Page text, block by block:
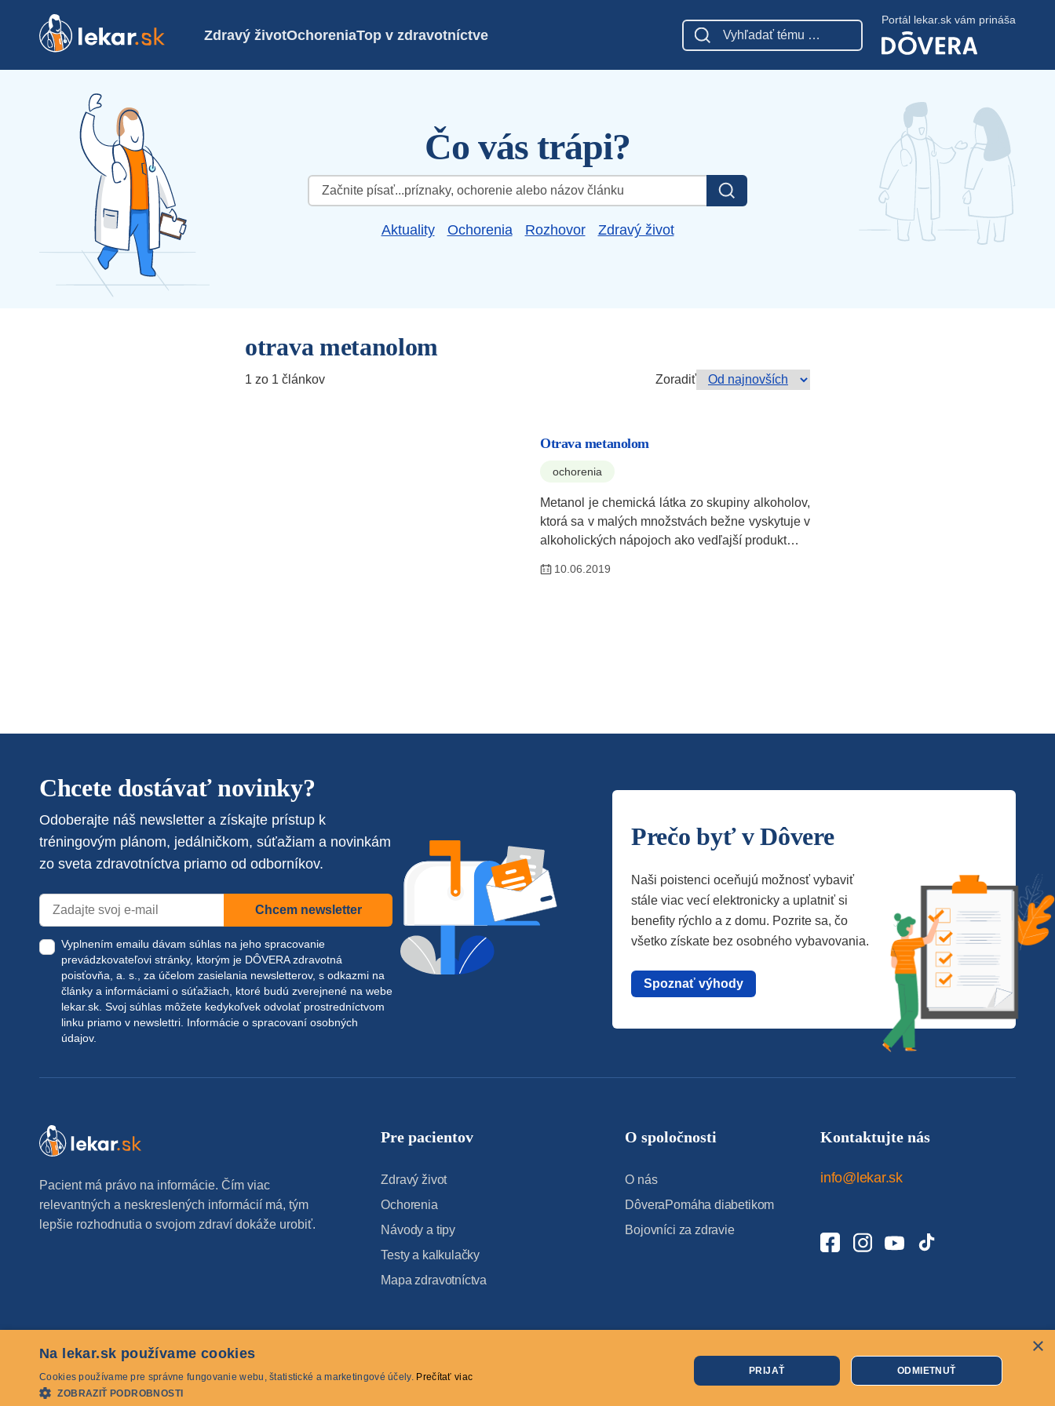
Zdravý životOchoreniaTop v zdravotníctve
Portál lekar.sk vám prináša
Čo vás trápi?
Hľadať:
Aktuality Ochorenia Rozhovor Zdravý život
otrava metanolom
1 zo 1 článkov Zoradiť
Otrava metanolom
ochorenia
Metanol je chemická látka zo skupiny alkoholov,
ktorá sa v malých množstvách bežne vyskytuje v
alkoholických nápojoch ako vedľajší produkt…
10.06.2019
Chcete dostávať novinky?
Odoberajte náš newsletter a získajte prístup k
tréningovým plánom, jedálničkom, súťažiam a novinkám
zo sveta zdravotníctva priamo od odborníkov.
Chcem newsletter
Vyplnením emailu dávam súhlas na jeho spracovanie
prevádzkovateľovi stránky, ktorým je DÔVERA zdravotná
poisťovňa, a. s., za účelom zasielania newsletterov, s odkazmi na
články a informáciami o súťažiach, ktoré budú zverejnené na webe
lekar.sk . Svoj súhlas môžete kedykoľvek odvolať prostredníctvom
linku priamo v newslettri. Informácie o spracovaní osobných
údajov.
Prečo byť v Dôvere
Naši poistenci oceňujú možnosť vybaviť
stále viac vecí elektronicky a uplatniť si
benefity rýchlo a z domu. Pozrite sa, čo
všetko získate bez osobného vybavovania.
Spoznať výhody
Pacient má právo na informácie. Čím viac
relevantných a neskreslených informácií má, tým
lepšie rozhodnutia o svojom zdraví dokáže urobiť.
Pre pacientov
Zdravý život
Ochorenia
Návody a tipy
Testy a kalkulačky
Mapa zdravotníctva
O spoločnosti
O nás
DôveraPomáha diabetikom
Bojovníci za zdravie
Kontaktujte nás
info@lekar.sk
© 2026 lekar.sk Všetky práva vyhradené Cookies
×
Na lekar.sk používame cookies
Cookies používame pre správne fungovanie webu, štatistické a marketingové účely. Prečítať viac
ZOBRAZIŤ PODROBNOSTI
PRIJAŤ ODMIETNUŤ